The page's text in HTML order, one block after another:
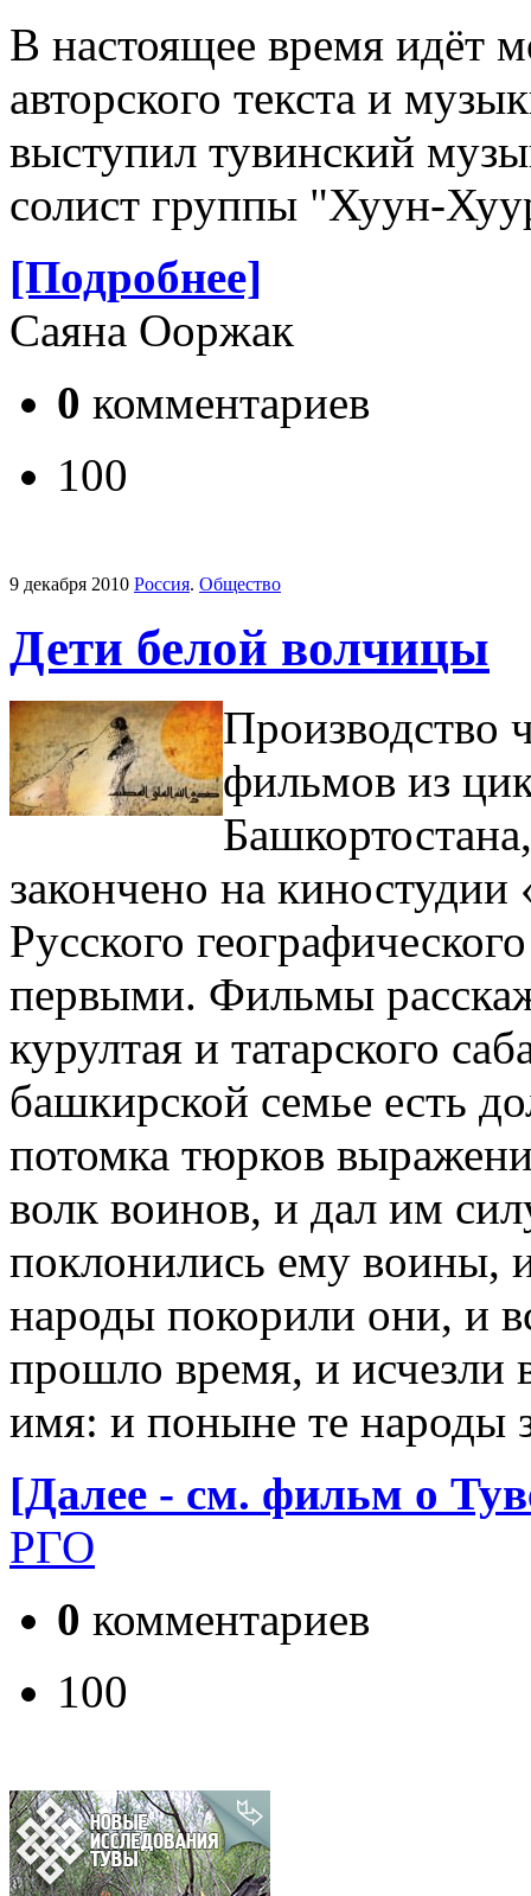
В настоящее время идёт
авторского текста и
выступил тувинский
солист группы "Хуун-
[Подробнее]
Саяна Ооржак
0 комментариев
100
9 декабря 2010 Россия. Общество
Дети белой волчицы
Производство
фильмов из
закончено на
Русского
первыми. Фильмы
курултая и татарского
башкирской семье есть
потомка тюрков
волк воинов, и дал им
поклонились ему воины,
народы покорили они, и
прошло время, и исчезли
имя: и поныне те народы
[Далее - см. фильм о
РГО
0 комментариев
100